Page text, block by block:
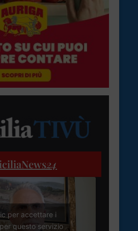
24
per accettare i
questo servizio